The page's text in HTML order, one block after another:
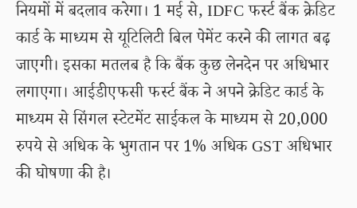
नियमों में बदलाव करेगा। 1 मई से, IDFC फर्स्ट बैंक क्रेडिट
कार्ड के माध्यम से यूटिलिटी बिल पेमेंट करने की लागत बढ़
जाएगी। इसका मतलब है कि बैंक कुछ लेनदेन पर अधिभार
लगाएगा। आईडीएफसी फर्स्ट बैंक ने अपने क्रेडिट कार्ड के
माध्यम से सिंगल स्टेटमेंट साईकल के माध्यम से 20,000
रुपये से अधिक के भुगतान पर 1% अधिक GST अधिभार
की घोषणा की है।